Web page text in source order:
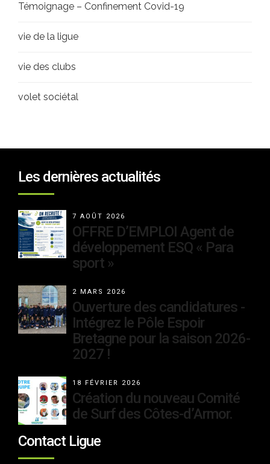
Témoignage – Confinement Covid-19
vie de la ligue
vie des clubs
volet sociétal
Les dernières actualités
7 AOÛT 2026
OFFRE D’EMPLOI Agent de
développement ESQ « Para
sport »
2 MARS 2026
Ouverture des candidatures -
Intégrez le Pôle Espoir
Bretagne pour la saison 2026-
2027 !
18 FÉVRIER 2026
Création du nouveau Comité
de Surf des Côtes-d’Armor.
Contact Ligue